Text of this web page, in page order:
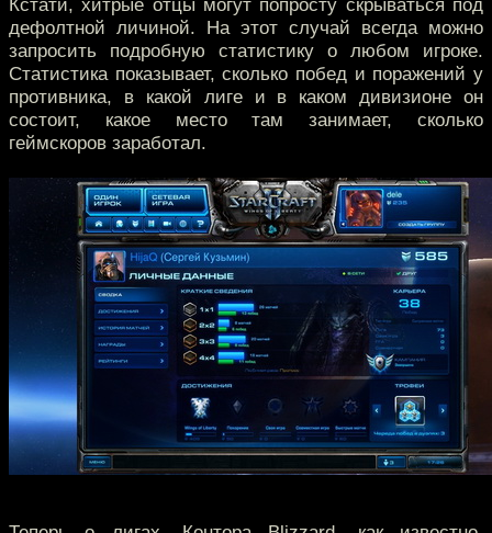
Кстати, хитрые отцы могут попросту скрываться под
дефолтной личиной. На этот случай всегда можно
запросить подробную статистику о любом игроке.
Статистика показывает, сколько побед и поражений у
противника, в какой лиге и в каком дивизионе он
состоит, какое место там занимает, сколько
геймскоров заработал.